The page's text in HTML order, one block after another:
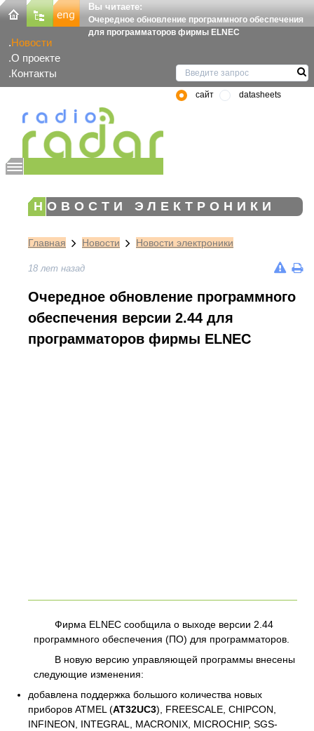
Вы читаете:
Очередное обновление программного обеспечения
для программаторов фирмы ELNEC
Новости
О проекте
Контакты
сайт datasheets
НОВОСТИ ЭЛЕКТРОНИКИ
Главная Новости Новости электроники
18 лет назад
Очередное обновление программного
обеспечения версии 2.44 для
программаторов фирмы ELNEC
Фирма ELNEC сообщила о выходе версии 2.44
программного обеспечения (ПО) для программаторов.
В новую версию управляющей программы внесены
следующие изменения:
добавлена поддержка большого количества новых
приборов ATMEL (AT32UC3), FREESCALE, CHIPCON,
INFINEON, INTEGRAL, MACRONIX, MICROCHIP, SGS-